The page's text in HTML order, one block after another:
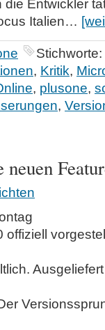
Entwickler
Italien…
Stichworte:
, Kritik,
, plusone,
,